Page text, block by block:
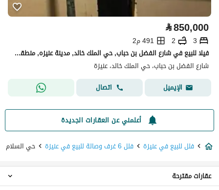
⃁850,000
3
2
491 م2
فيلا للبيع في شارع الفضل بن حباب, حي الملك خالد, مدينة عنيزه, منطقة القصيم
شارع الفضل بن حباب، حي الملك خالد، عنيزة
الإيميل
اتصال
أعلمني عن العقارات الجديدة
فلل للبيع في عنيزة
فلل 6 غرف وصالة للبيع في عنيزة حي السلام
عقارات مقترحة